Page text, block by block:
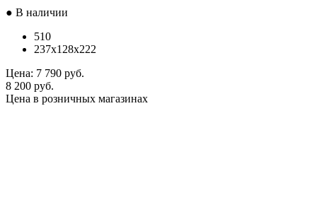
● В наличии
510
237x128x222
Цена: 7 790 руб.
8 200 руб.
Цена в розничных магазинах